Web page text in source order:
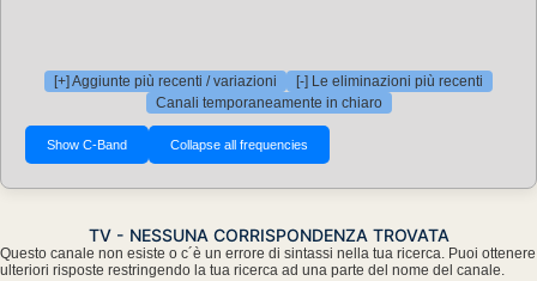
[+] Aggiunte più recenti / variazioni
[-] Le eliminazioni più recenti
Canali temporaneamente in chiaro
TV - NESSUNA CORRISPONDENZA TROVATA
Questo canale non esiste o c´è un errore di sintassi nella tua ricerca. Puoi ottenere
ulteriori risposte restringendo la tua ricerca ad una parte del nome del canale.